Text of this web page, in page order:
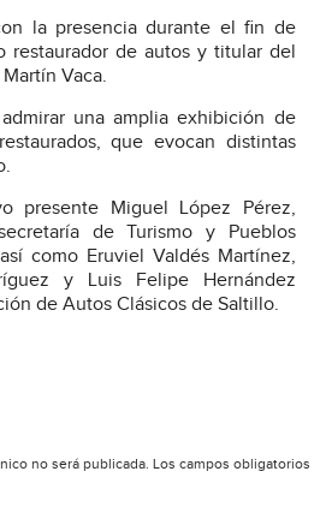
la presencia durante el fin de
restaurador de autos y titular del
Vaca.
una amplia exhibición de
que evocan distintas
presente Miguel López Pérez,
de Turismo y Pueblos
como Eruviel Valdés Martínez,
y Luis Felipe Hernández
de Autos Clásicos de Saltillo.
no será publicada. Los campos obligatorios